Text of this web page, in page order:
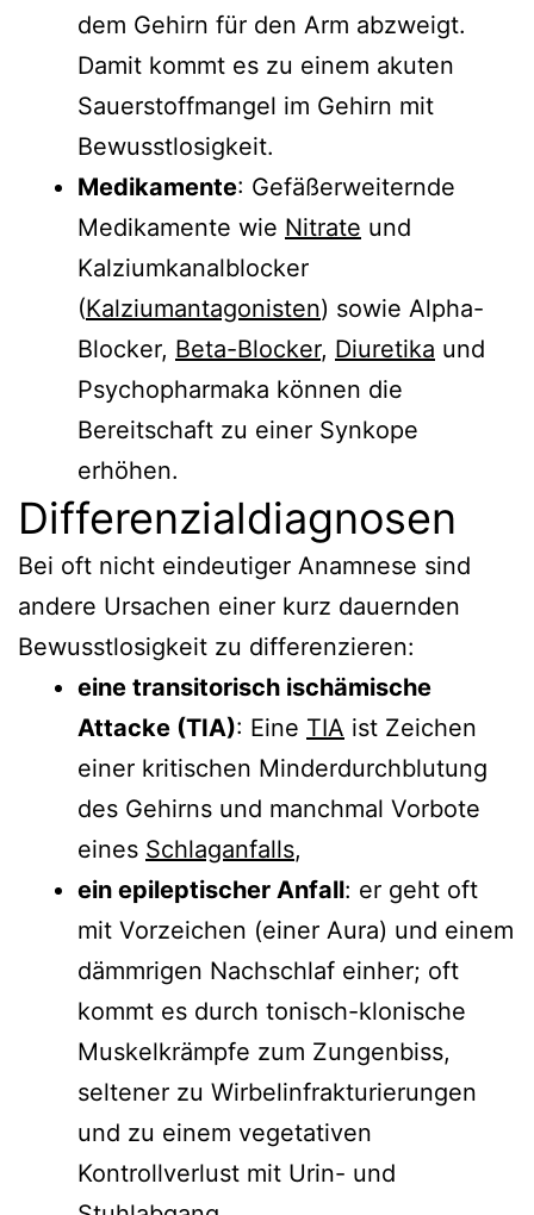
dem Gehirn für den Arm abzweigt.
Damit kommt es zu einem akuten
Sauerstoffmangel im Gehirn mit
Bewusstlosigkeit.
Medikamente: Gefäßerweiternde
Medikamente wie Nitrate und
Kalziumkanalblocker
(Kalziumantagonisten) sowie Alpha-
Blocker, Beta-Blocker, Diuretika und
Psychopharmaka können die
Bereitschaft zu einer Synkope
erhöhen.
Differenzialdiagnosen
Bei oft nicht eindeutiger Anamnese sind
andere Ursachen einer kurz dauernden
Bewusstlosigkeit zu differenzieren:
eine transitorisch ischämische
Attacke (TIA): Eine TIA ist Zeichen
einer kritischen Minderdurchblutung
des Gehirns und manchmal Vorbote
eines Schlaganfalls,
ein epileptischer Anfall: er geht oft
mit Vorzeichen (einer Aura) und einem
dämmrigen Nachschlaf einher; oft
kommt es durch tonisch-klonische
Muskelkrämpfe zum Zungenbiss,
seltener zu Wirbelinfrakturierungen
und zu einem vegetativen
Kontrollverlust mit Urin- und